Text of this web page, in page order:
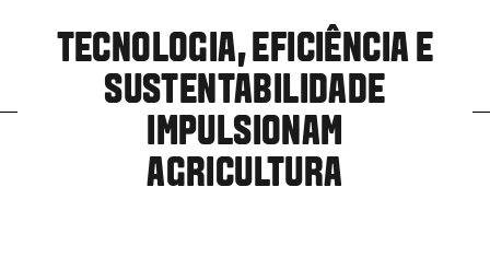
TECNOLOGIA, EFICIÊNCIA E
SUSTENTABILIDADE
IMPULSIONAM
AGRICULTURA